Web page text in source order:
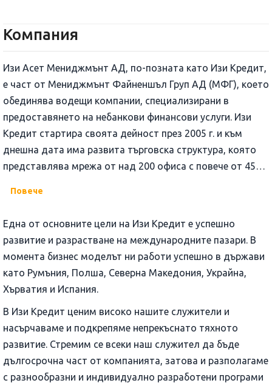
Компания
Изи Асет Мениджмънт АД, по-позната като Изи Кредит,
е част от Мениджмънт Файненшъл Груп АД (МФГ), което
обединява водещи компании, специализирани в
предоставянето на небанкови финансови услуги. Изи
Кредит стартира своята дейност през 2005 г. и към
днешна дата има развита търговска структура, която
представлява мрежа от над 200 офиса с повече от 4500
Повече
Една от основните цели на Изи Кредит е успешно
развитие и разрастване на международните пазари. В
момента бизнес моделът ни работи успешно в държави
като Румъния, Полша, Северна Македония, Украйна,
Хърватия и Испания.
В Изи Кредит ценим високо нашите служители и
насърчаваме и подкрепяме непрекъснато тяхното
развитие. Стремим се всеки наш служител да бъде
дългосрочна част от компанията, затова и разполагаме
с разнообразни и индивидуално разработени програми